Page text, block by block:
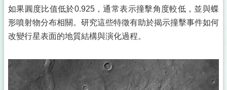
如果圓度比值低於0.925，通常表示撞擊角度較低，並與蝶
形噴射物分布相關。研究這些特徵有助於揭示撞擊事件如何
改變行星表面的地質結構與演化過程。